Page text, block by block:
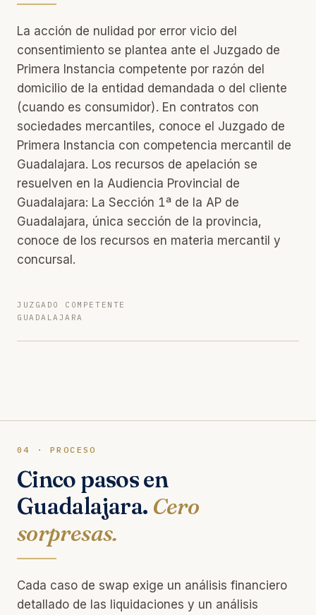
La acción de nulidad por error vicio del
consentimiento se plantea ante el Juzgado de
Primera Instancia competente por razón del
domicilio de la entidad demandada o del cliente
(cuando es consumidor). En contratos con
sociedades mercantiles, conoce el Juzgado de
Primera Instancia con competencia mercantil de
Guadalajara. Los recursos de apelación se
resuelven en la Audiencia Provincial de
Guadalajara: La Sección 1ª de la AP de
Guadalajara, única sección de la provincia,
conoce de los recursos en materia mercantil y
concursal.
JUZGADO COMPETENTE
GUADALAJARA
04 · PROCESO
Cinco pasos en
Guadalajara. Cero
sorpresas.
Cada caso de swap exige un análisis financiero
detallado de las liquidaciones y un análisis